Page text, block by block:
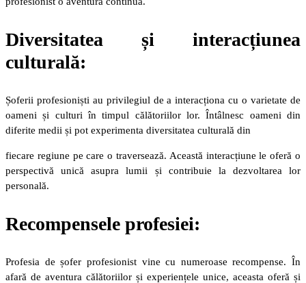
Diversitatea și interacțiunea
culturală:
Șoferii profesioniști au privilegiul de a interacționa cu o varietate de
oameni și culturi în timpul călătoriilor lor. Întâlnesc oameni din
diferite medii și pot experimenta diversitatea culturală din
fiecare regiune pe care o traversează. Această interacțiune le oferă o
perspectivă unică asupra lumii și contribuie la dezvoltarea lor
personală.
Recompensele profesiei:
Profesia de șofer profesionist vine cu numeroase recompense. În
afară de aventura călătoriilor și experiențele unice, aceasta oferă și